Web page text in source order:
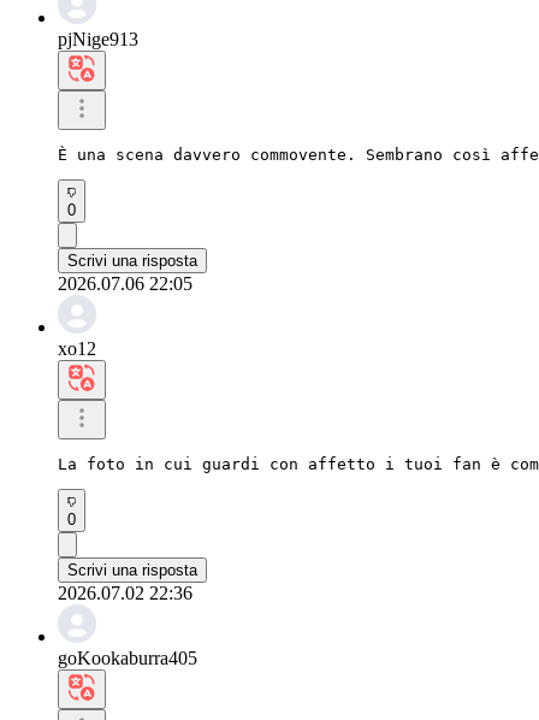
pjNige913
È una scena davvero commovente. Sembrano
0
Scrivi una risposta
2026.07.06 22:05
xo12
La foto in cui guardi con affetto i tuoi fan è
0
Scrivi una risposta
2026.07.02 22:36
goKookaburra405